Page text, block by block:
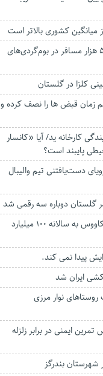
میانگین کشوری بالاتر است
ظرفیت اقامت بیش از ۵ هزار مسافر در بوم‌گردی‌های
کلزا در گلستان
زمان قبض ها را نصف کرده و
کارخانه ید/ آیا «کانسار
پایبند است؟
دست‌یافتنی تیم والیبال
گلستان دوباره سه رقمی شد
بیابان‌زدایی مراتع گنبدکاووس به سالانه ۱۰۰ میلیارد
پیدا نمی کند.
ایران شد
نوار مرزی
ایمنی در برابر زلزله
بندرگز